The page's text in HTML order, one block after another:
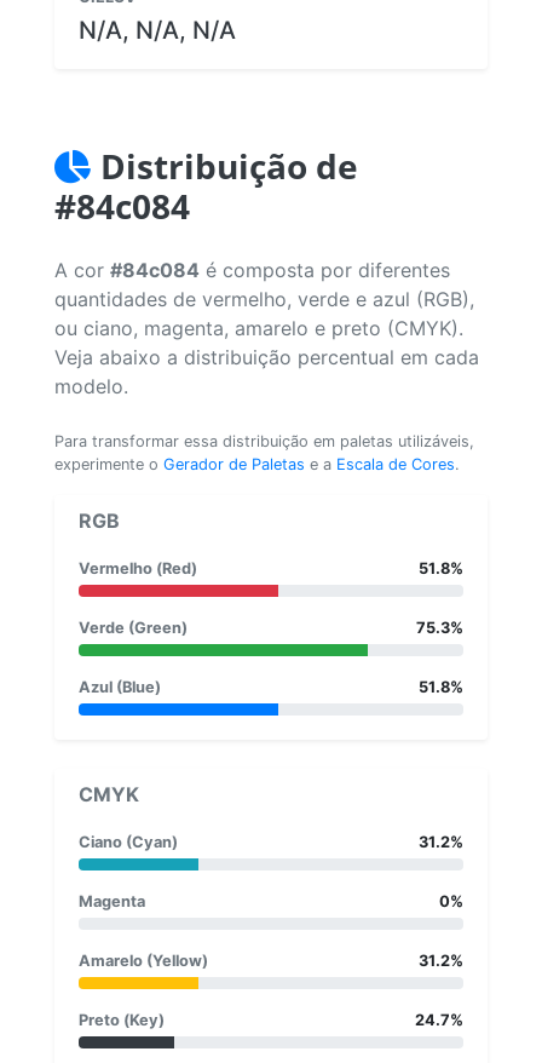
N/A, N/A, N/A
Distribuição de
#84c084
A cor #84c084 é composta por diferentes
quantidades de vermelho, verde e azul (RGB),
ou ciano, magenta, amarelo e preto (CMYK).
Veja abaixo a distribuição percentual em cada
modelo.
Para transformar essa distribuição em paletas utilizáveis,
experimente o Gerador de Paletas e a Escala de Cores.
RGB
Vermelho (Red) 51.8%
Verde (Green) 75.3%
Azul (Blue) 51.8%
CMYK
Ciano (Cyan) 31.2%
Magenta 0%
Amarelo (Yellow) 31.2%
Preto (Key) 24.7%